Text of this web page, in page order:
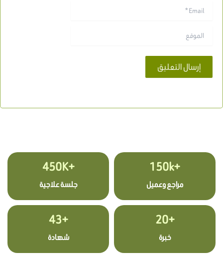
+150k
مراجع وعميل
+450K
جلسة علاجية
+20
خبرة
+43
شهادة